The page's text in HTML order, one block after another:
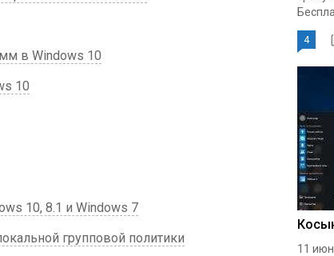
в Windows 10
10
10, 8.1 и Windows 7
групповой политики
4
11